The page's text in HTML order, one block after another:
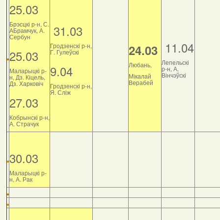
25.03
Брэсцкі р-н, С.
АБрамчук, А.
Сербун
25.03
Маларыцкі р-
н, Дз. Кіцель,
Дз. Харковіч
27.03
Кобрынскі р-н,
А. Страчук
31.03
Гродзенскі р-н,
Г. Гулеўскі
9.04
Гродзенскі р-н,
Я. Сліж
24.03
Любань,
Мікалай
Верабей
11.04
Лепельскі
р-н, А.
Вінчэўскі
30.03
Маларыцкі р-
н, А. Рак